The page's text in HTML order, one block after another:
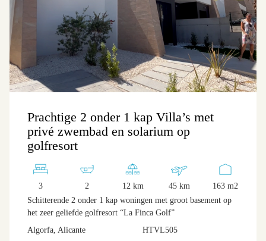
Prachtige 2 onder 1 kap Villa’s met
privé zwembad en solarium op
golfresort
3 2 12 km 45 km
163 m2
Schitterende 2 onder 1 kap woningen met groot basement op
het zeer geliefde golfresort “La Finca Golf”
Algorfa, Alicante
HTVL505